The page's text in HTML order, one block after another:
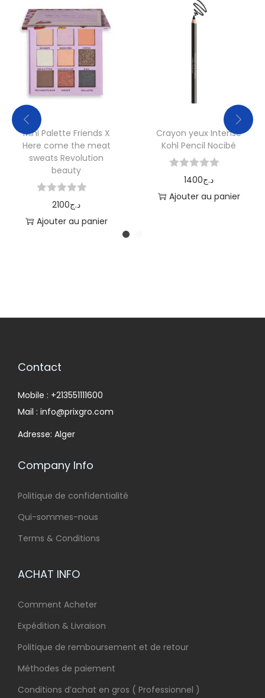
Mini Palette Friends X
Here come the meat
sweats Revolution
beauty
2100د.ج
Ajouter au panier
Crayon yeux Intense
Kohl Pencil Nocibé
1400د.ج
Ajouter au panier
Contact
Mobile : +213551111600
Mail : info@prixgro.com
Adresse: Alger
Company Info
Politique de confidentialité
Qui-sommes-nous
Terms & Conditions
ACHAT INFO
Comment Acheter
Expédition & Livraison
Politique de remboursement et de retour
Méthodes de paiement
Conditions d’achat en gros ( Professionnel )